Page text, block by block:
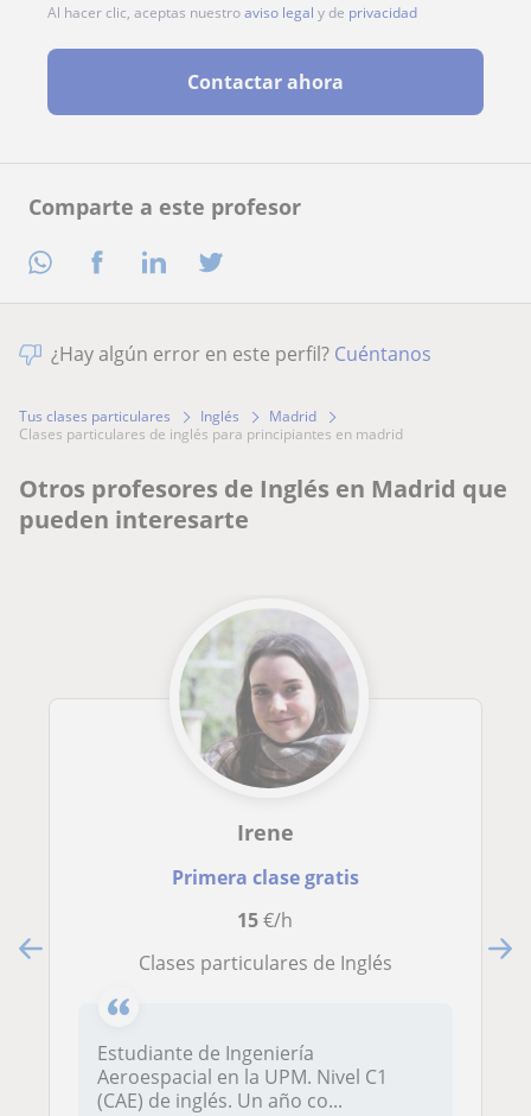
Comparte a este profesor
Al hacer clic, aceptas nuestroaviso legal y de privacidad
Contactar ahora
¿Hay algún error en este perfil? Cuéntanos
Tus clases particulares Inglés
Madrid
clases particulares de inglés para principiantes en madrid
Otros profesores de Inglés en Madrid que
pueden interesarte
Irene
Primera clase gratis
15€/h
Clases particulares de Inglés
Estudiante de Ingeniería
Aeroespacial en la UPM. Nivel C1
(CAE) de inglés. Un año co...